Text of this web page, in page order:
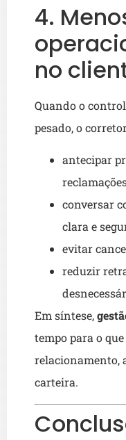
4.
no
Quando o
pesado, o
antecipar
conversar
clara e
evitar
reduzir
Em síntese,
tempo para o
relacionamento,
carteira.